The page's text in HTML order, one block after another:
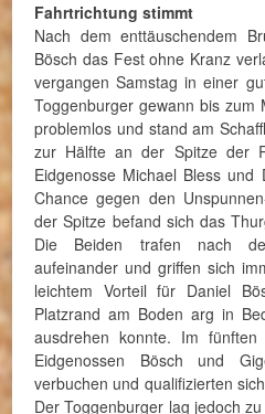
Fahrtrichtung stimmt
Nach dem enttäuschendem
Bösch das Fest ohne Kranz
vergangen Samstag in einer
Toggenburger gewann bis zum
problemlos und stand am
zur Hälfte an der Spitze der
Eidgenosse Michael Bless
Chance gegen den
der Spitze befand sich das
Die Beiden trafen nach
aufeinander und griffen sich
leichtem Vorteil für Daniel
Platzrand am Boden arg in
ausdrehen konnte. Im
Eidgenossen Bösch und
verbuchen und qualifizierten
Der Toggenburger lag jedoch